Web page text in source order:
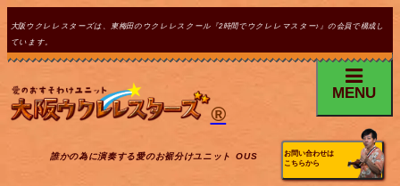
大阪ウクレレスターズは、東梅田のウクレレスクール『2時間でウクレレマスター♪』の会員で構成し
ています。
®
MENU
誰かの為に演奏する愛のお裾分けユニット OUS
お問い合わせは
こちらから